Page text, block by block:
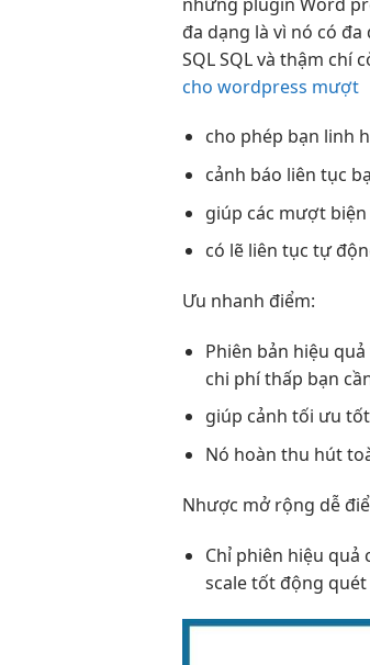
đa dạng là vì nó có
SQL SQL và thậm chí
cho wordpress mượt
cho phép bạn linh
cảnh báo liên tục
giúp các mượtbiện
có lẽ liên tục tự
Ưu nhanh điểm:
Phiên bản hiệu quả
chi phí thấp bạn
giúp cảnh tối ưu tốt
Nó hoàn thu hút
Nhược mở rộng dễ
Chỉ phiên hiệu quả
scale tốtđộng quét